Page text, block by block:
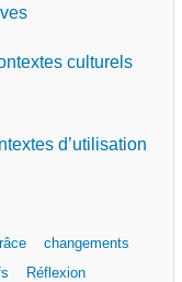
culturels
d’utilisation
changements
Réflexion